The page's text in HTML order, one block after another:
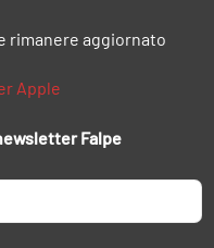
rimanere aggiornato
Apple
Falpe